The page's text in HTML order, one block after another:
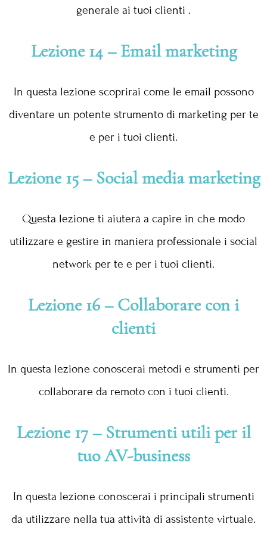
generale ai tuoi clienti .
Lezione 14 – Email marketing
In questa lezione scoprirai come le email possono
diventare un potente strumento di marketing per te
e per i tuoi clienti.
Lezione 15 – Social media marketing
Questa lezione ti aiuterà a capire in che modo
utilizzare e gestire in maniera professionale i social
network per te e per i tuoi clienti.
Lezione 16 – Collaborare con i
clienti
In questa lezione conoscerai metodi e strumenti per
collaborare da remoto con i tuoi clienti.
Lezione 17 – Strumenti utili per il
tuo AV-business
In questa lezione conoscerai i principali strumenti
da utilizzare nella tua attività di assistente virtuale.